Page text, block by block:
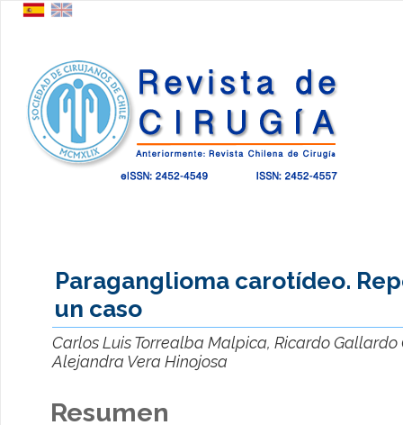
Paraganglioma carotídeo.
un caso
Carlos Luis Torrealba Malpica, Ricardo Gallardo
Alejandra Vera Hinojosa
Resumen